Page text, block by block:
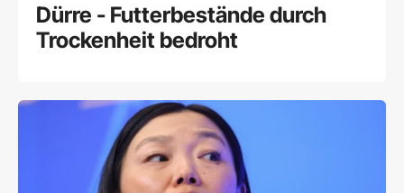
Dürre - Futterbestände durch
Trockenheit bedroht